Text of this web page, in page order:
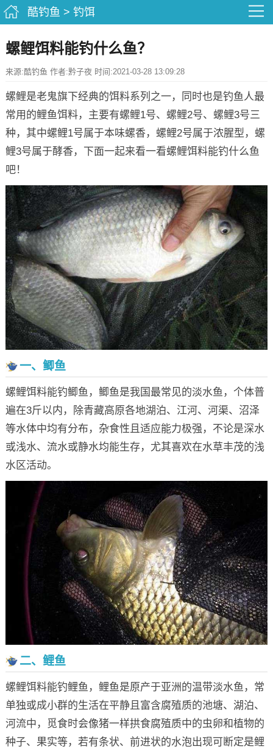
酷钓鱼 > 钓饵
螺鲤饵料能钓什么鱼？
来源:酷钓鱼 作者:黔子夜 时间:2021-03-28 13:09:28
螺鲤是老鬼旗下经典的饵料系列之一，同时也是钓鱼人最
常用的鲤鱼饵料，主要有螺鲤1号、螺鲤2号、螺鲤3号三
种，其中螺鲤1号属于本味螺香，螺鲤2号属于浓腥型，螺
鲤3号属于酵香，下面一起来看一看螺鲤饵料能钓什么鱼
吧！
一、鲫鱼
螺鲤饵料能钓鲫鱼，鲫鱼是我国最常见的淡水鱼，个体普
遍在3斤以内，除青藏高原各地湖泊、江河、河渠、沼泽
等水体中均有分布，杂食性且适应能力极强，不论是深水
或浅水、流水或静水均能生存，尤其喜欢在水草丰茂的浅
水区活动。
二、鲤鱼
螺鲤饵料能钓鲤鱼，鲤鱼是原产于亚洲的温带淡水鱼，常
单独或成小群的生活在平静且富含腐殖质的池塘、湖泊、
河流中，觅食时会像猪一样拱食腐殖质中的虫卵和植物的
种子、果实等，若有条状、前进状的水泡出现可断定是鲤